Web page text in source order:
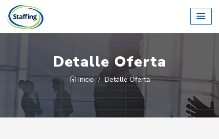
Detalle Oferta
Inicio Detalle Oferta